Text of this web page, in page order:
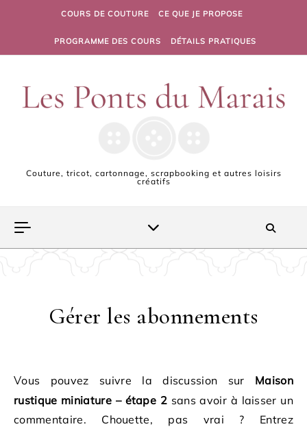
Skip to contentCOURS DE COUTURE CE QUE JE PROPOSE
PROGRAMME DES COURS DÉTAILS PRATIQUES
Couture, tricot, cartonnage, scrapbooking et autres loisirs
créatifs
Gérer les abonnements
Vous pouvez suivre la discussion sur Maison
rustique miniature – étape 2 sans avoir à laisser un
commentaire. Chouette, pas vrai ? Entrez